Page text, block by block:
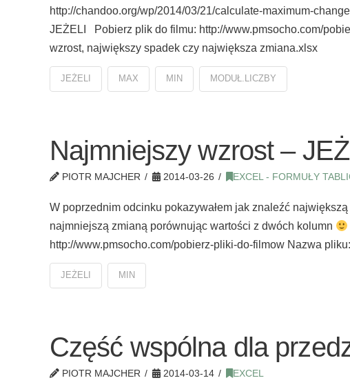
http://chandoo.org/wp/2014/03/21/calculate-maximum-
JEŻELI Pobierz plik do filmu: http://www.pmsocho.com/
wzrost, największy spadek czy największa zmiana.xlsx
JEŻELI MAX MIN MODUŁ.LICZBY
Najmniejszy wzrost –
PIOTR MAJCHER 2014-03-26 EXCEL - FORMUŁY
W poprzednim odcinku pokazywałem jak znaleźć
najmniejszą zmianą porównując wartości z dwóch kolumn
http://www.pmsocho.com/pobierz-pliki-do-filmow Nazwa
JEŻELI MIN
Część wspólna dla
PIOTR MAJCHER 2014-03-14 EXCEL